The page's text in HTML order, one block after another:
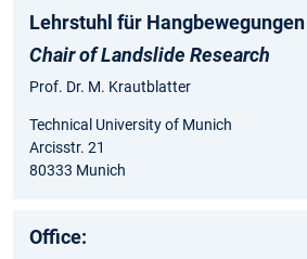
Lehrstuhl für Hangbewegungen
Chair of Landslide Research
Prof. Dr. M. Krautblatter
Technical University of Munich
Arcisstr. 21
80333 Munich
Office: